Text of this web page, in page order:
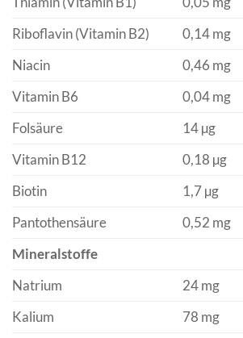
Riboflavin (Vitamin B2)
0,14 mg
Niacin
0,46 mg
Vitamin B6
0,04 mg
Folsäure
14 µg
Vitamin B12
0,18 µg
Biotin
1,7 µg
Pantothensäure
0,52 mg
Mineralstoffe
Natrium
24 mg
Kalium
78 mg